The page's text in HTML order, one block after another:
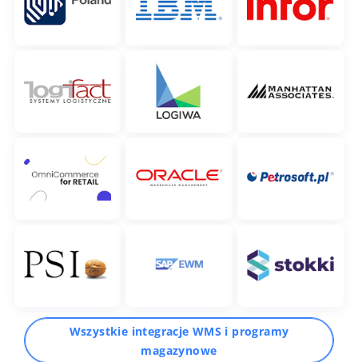
Wszystkie integracje WMS i programy
magazynowe